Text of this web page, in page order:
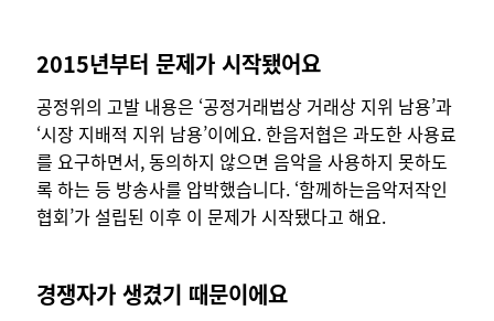
2015년부터 문제가 시작됐어요
공정위의 고발 내용은 ‘공정거래법상 거래상 지위 남용’과
‘시장 지배적 지위 남용’이에요. 한음저협은 과도한 사용료
를 요구하면서, 동의하지 않으면 음악을 사용하지 못하도
록 하는 등 방송사를 압박했습니다. ‘함께하는음악저작인
협회’가 설립된 이후 이 문제가 시작됐다고 해요.
경쟁자가 생겼기 때문이에요